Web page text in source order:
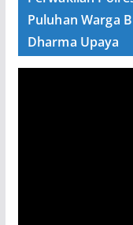
Puluhan Warga
Dharma Upaya